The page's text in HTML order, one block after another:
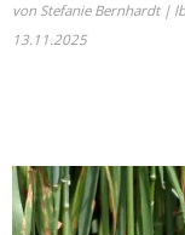
von Stefanie Bernhardt |
13.11.2025